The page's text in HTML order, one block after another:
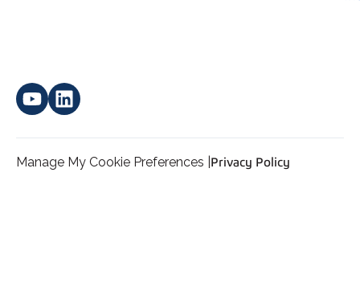
Manage My Cookie Preferences | Privacy Policy